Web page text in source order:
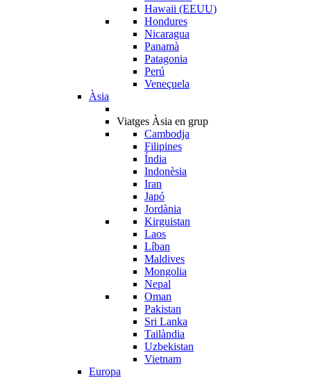
Hawaii (EEUU)
Hondures
Nicaragua
Panamà
Patagonia
Perú
Veneçuela
Àsia
Viatges Àsia en grup
Cambodja
Filipines
Índia
Indonèsia
Iran
Japó
Jordània
Kirguistan
Laos
Líban
Maldives
Mongolia
Nepal
Oman
Pakistan
Sri Lanka
Tailàndia
Uzbekistan
Vietnam
Europa